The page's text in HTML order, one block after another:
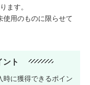
ます。
使用のものに限らせて
ント
時に獲得できるポイン